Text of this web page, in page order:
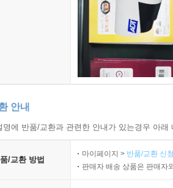
안내
에 반품/교환과 관련한 안내가 있는경우 아
/교환 방법
마이페이지 > 반품/교환 신
판매자 배송 상품은 판매자